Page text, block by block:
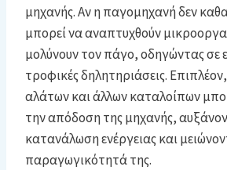
μηχανής. Αν η παγομηχανή δεν
μπορεί να αναπτυχθούν
μολύνουν τον πάγο, οδηγώντας σε
τροφικές δηλητηριάσεις.
αλάτων και άλλων καταλοίπων
την απόδοση της μηχανής,
κατανάλωση ενέργειας και
παραγωγικότητά της.